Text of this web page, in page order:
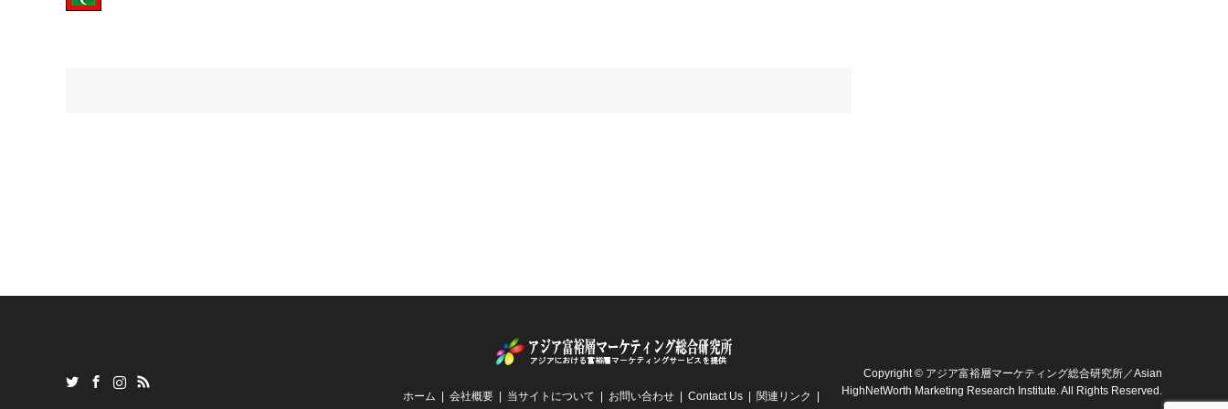
ホーム 会社概要 当サイトについて お問い合わせ Contact Us 関連リンク
Copyright© アジア富裕層マーケティング総合研究所／Asian
HighNetWorth Marketing Research Institute. All Rights Reserved.